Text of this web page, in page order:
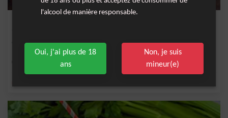
Le romarin est une excellente plante pour favoriser la digestion.
l'alcool de manière responsable.
Oui, j'ai plus de 18
ans
Non, je suis
mineur(e)